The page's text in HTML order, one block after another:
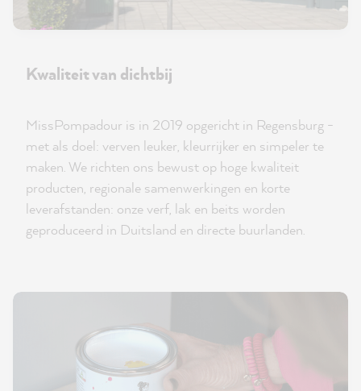
Kwaliteit van dichtbij
MissPompadour is in 2019 opgericht in Regensburg -
met als doel: verven leuker, kleurrijker en simpeler te
maken. We richten ons bewust op hoge kwaliteit
producten, regionale samenwerkingen en korte
leverafstanden: onze verf, lak en beits worden
geproduceerd in Duitsland en directe buurlanden.